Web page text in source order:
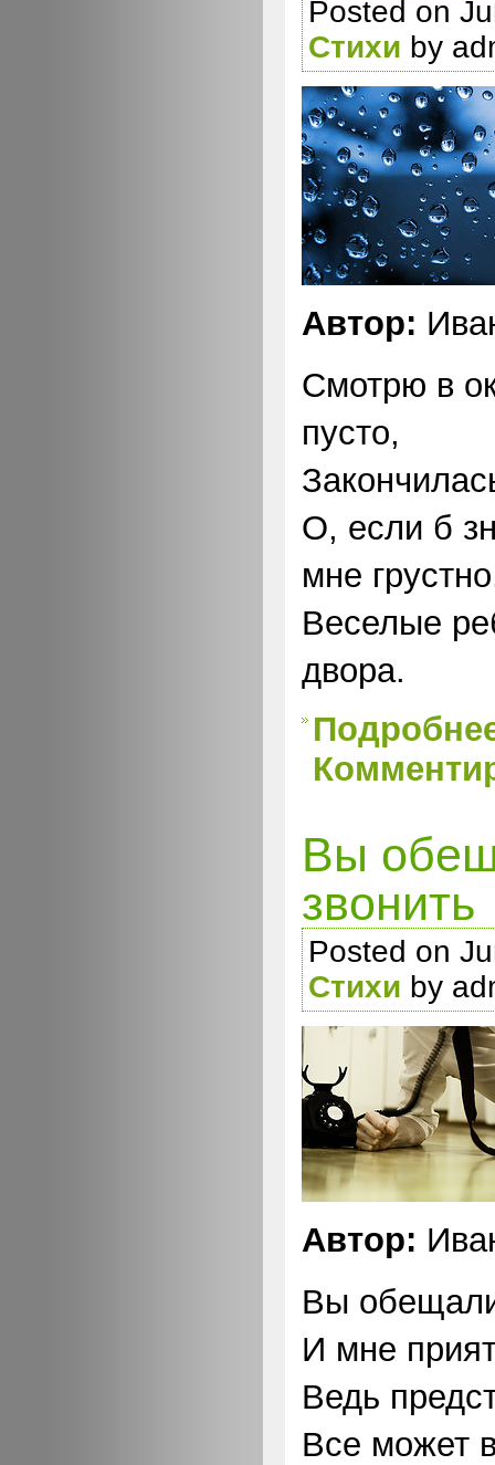
Posted on
Стихи by
Автор:
Смотрю в
пусто,
О, если б
мне
Веселые
двора.
Вы
звонить
Posted on
Стихи by
Автор:
Вы
И мне
Ведь
Все может